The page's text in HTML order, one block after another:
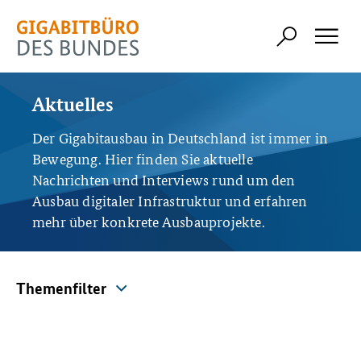
Aktuelles
Der Gigabitausbau in Deutschland ist immer in
Bewegung. Hier finden Sie aktuelle
Nachrichten und Interviews rund um den
Ausbau digitaler Infrastruktur und erfahren
mehr über konkrete Ausbauprojekte.
Themenfilter